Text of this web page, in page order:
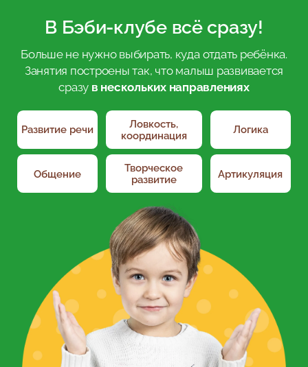
В Бэби-клубе всё сразу!
Больше не нужно выбирать, куда отдать ребёнка.
Занятия построены так, что малыш развивается
сразу в нескольких направлениях
Развитие речи
Ловкость,
координация
Логика
Общение
Творческое
развитие
Артикуляция